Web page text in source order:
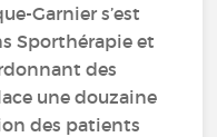
Garnier s’est
Sporthérapie et
des
une douzaine
des patients